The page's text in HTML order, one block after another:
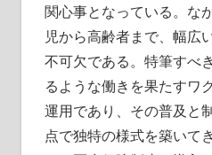
関心事となっている。 な
児から高齢者まで、幅広
不可欠である。特筆すべ
るような働きを果たすワ
運用であり、その普及と
点で独特の様式を築いて